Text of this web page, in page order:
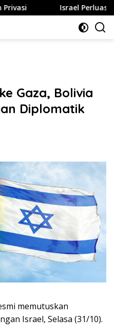
Israel Perluas
Gaza, Bolivia
Diplomatik
memutuskan
Israel, Selasa (31/10).